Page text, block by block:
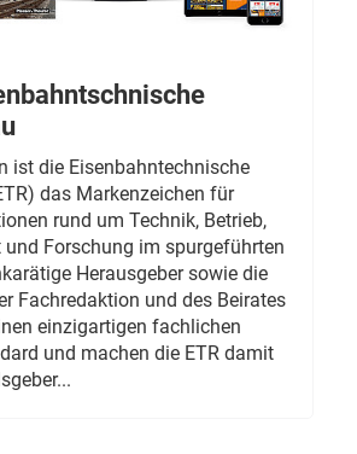
ist die Eisenbahntechnische
das Markenzeichen für
rund um Technik, Betrieb,
Forschung im spurgeführten
Herausgeber sowie die
Fachredaktion und des Beirates
einzigartigen fachlichen
und machen die ETR damit